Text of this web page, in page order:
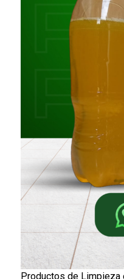
Productos de Limpieza